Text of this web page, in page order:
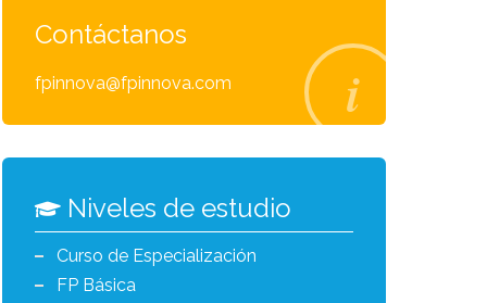
Contáctanos
fpinnova@fpinnova.com
Niveles de estudio
Curso de Especialización
FP Básica